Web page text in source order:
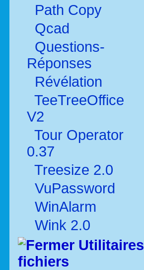
Path Copy
Qcad
Questions-
Réponses
Révélation
TeeTreeOffice
V2
Tour Operator
0.37
Treesize 2.0
VuPassword
WinAlarm
Wink 2.0
Utilitaires
fichiers